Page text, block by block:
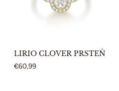
LIRIO CLOVER PRSTEŇ
€60,99